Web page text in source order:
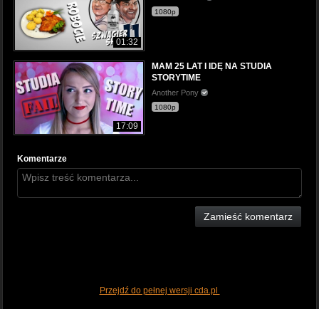
01:32
1080p
17:09
MAM 25 LAT I IDĘ NA STUDIA
STORYTIME
Another Pony
1080p
Komentarze
Zamieść komentarz
Przejdź do pełnej wersji cda.pl